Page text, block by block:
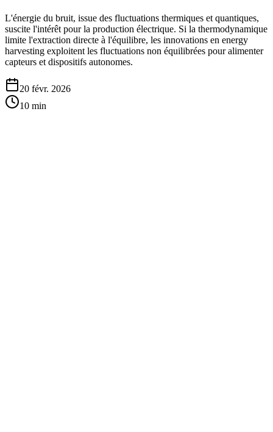
L'énergie du bruit, issue des fluctuations thermiques et quantiques,
suscite l'intérêt pour la production électrique. Si la thermodynamique
limite l'extraction directe à l'équilibre, les innovations en energy
harvesting exploitent les fluctuations non équilibrées pour alimenter
capteurs et dispositifs autonomes.
20 févr. 2026
10 min